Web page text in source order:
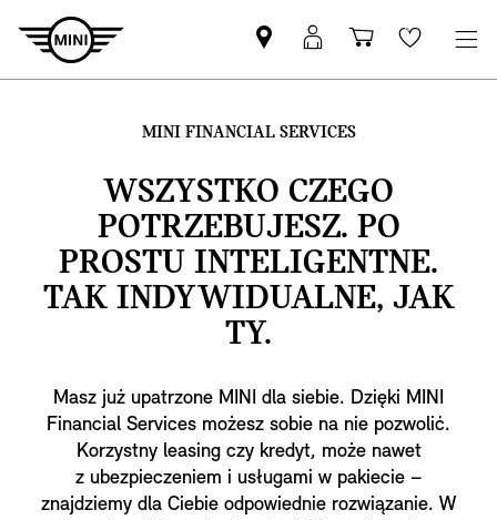
Znajdź
Partnera
Logowanie
MyMini
KoszykWishlist
MINI FINANCIAL SERVICES
WSZYSTKO CZEGO
POTRZEBUJESZ. PO
PROSTU INTELIGENTNE.
TAK INDYWIDUALNE, JAK
TY.
Masz już upatrzone MINI dla siebie. Dzięki MINI
Financial Services możesz sobie na nie pozwolić.
Korzystny leasing czy kredyt, może nawet
z ubezpieczeniem i usługami w pakiecie –
znajdziemy dla Ciebie odpowiednie rozwiązanie. W